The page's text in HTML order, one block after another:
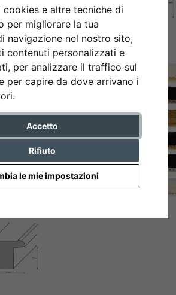
cookies e altre tecniche di
per migliorare la tua
navigazione nel nostro sito,
contenuti personalizzati e
per analizzare il traffico sul
per capire da dove arrivano i
Accetto
Rifiuto
le mie impostazioni